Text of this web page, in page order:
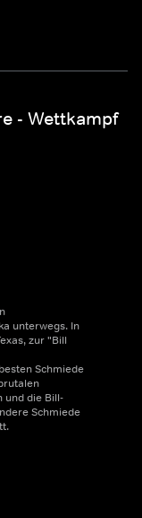
- Wettkampf
unterwegs. In
zur "Bill
Schmiede
und die Bill-
Schmiede